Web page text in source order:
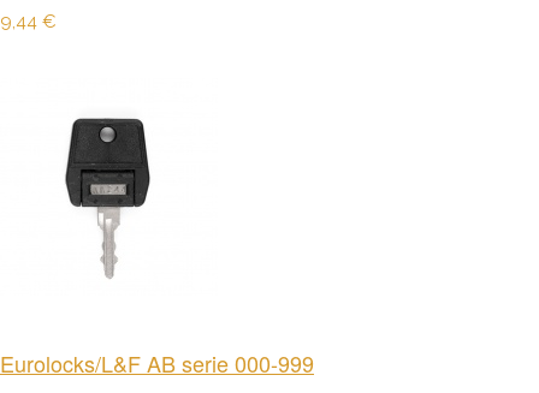
9,44 €
Eurolocks/L&F AB serie 000-999